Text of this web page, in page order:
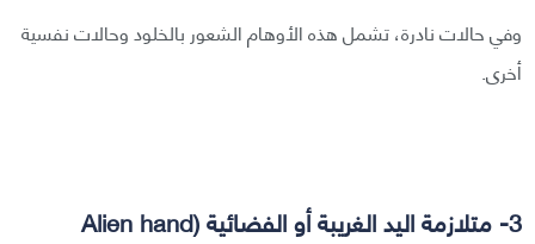
وفي حالات نادرة، تشمل هذه الأوهام الشعور بالخلود وحالات نفسية
أخرى.
3- متلازمة اليد الغريبة أو الفضائية (Alien hand